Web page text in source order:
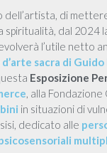
dell’artista, di
spiritualità, dal 2024
l’utile netto
sacra di
Esposizione
, alla Fondazione
in situazioni di
dedicato alle